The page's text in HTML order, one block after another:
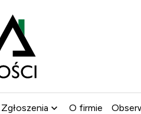
Zgłoszenia O firmie